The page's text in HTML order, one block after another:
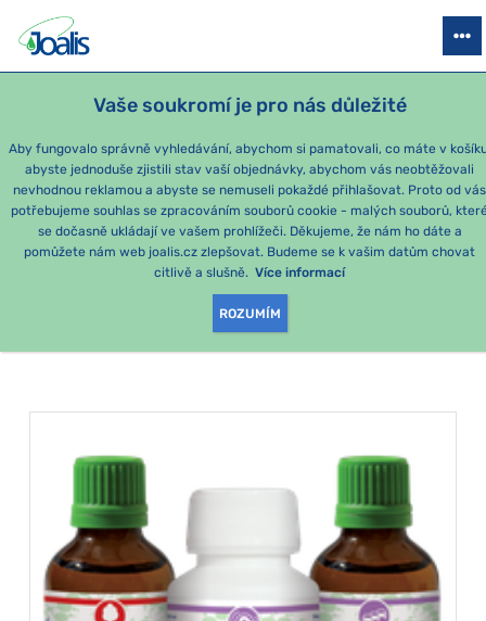
Vaše soukromí je pro nás důležité
Aby fungovalo správně vyhledávání, abychom si pamatovali, co máte v
abyste jednoduše zjistili stav vaší objednávky, abychom vás neobtěžovali
nevhodnou reklamou a abyste se nemuseli pokaždé přihlašovat. Proto od vás
potřebujeme souhlas se zpracováním souborů cookie - malých souborů,
se dočasně ukládají ve vašem prohlížeči. Děkujeme, že nám ho dáte a
pomůžete nám web joalis.cz zlepšovat. Budeme se k vašim datům chovat
citlivě a slušně. Více informací
ROZUMÍM
PRODUKTY PODLE OBTÍŽÍ SEZÓNNÍ BALÍČKY PRO DĚTI
e-shop Joalis Sezónní balíčky Léto v pohodě
Léto v pohodě
PRODUKTY PODLE
KATEGORIE:
LÉTO V POHODĚ